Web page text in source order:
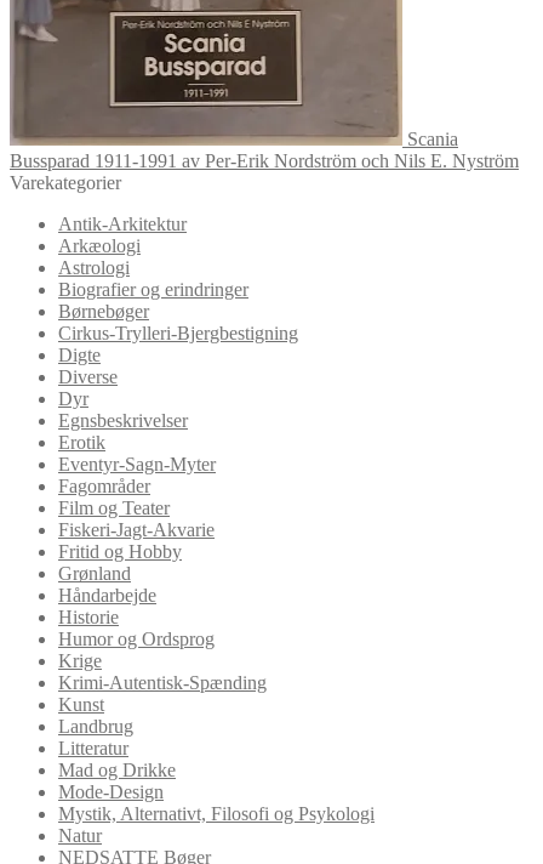
Scania
Bussparad 1911-1991 av Per-Erik Nordström och Nils E. Nyström
Varekategorier
Antik-Arkitektur
Arkæologi
Astrologi
Biografier og erindringer
Børnebøger
Cirkus-Trylleri-Bjergbestigning
Digte
Diverse
Dyr
Egnsbeskrivelser
Erotik
Eventyr-Sagn-Myter
Fagområder
Film og Teater
Fiskeri-Jagt-Akvarie
Fritid og Hobby
Grønland
Håndarbejde
Historie
Humor og Ordsprog
Krige
Krimi-Autentisk-Spænding
Kunst
Landbrug
Litteratur
Mad og Drikke
Mode-Design
Mystik, Alternativt, Filosofi og Psykologi
Natur
NEDSATTE Bøger